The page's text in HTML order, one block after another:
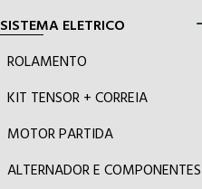
SISTEMA ELETRICO
ROLAMENTO
KIT TENSOR + CORREIA
MOTOR PARTIDA
ALTERNADOR E COMPONENTES